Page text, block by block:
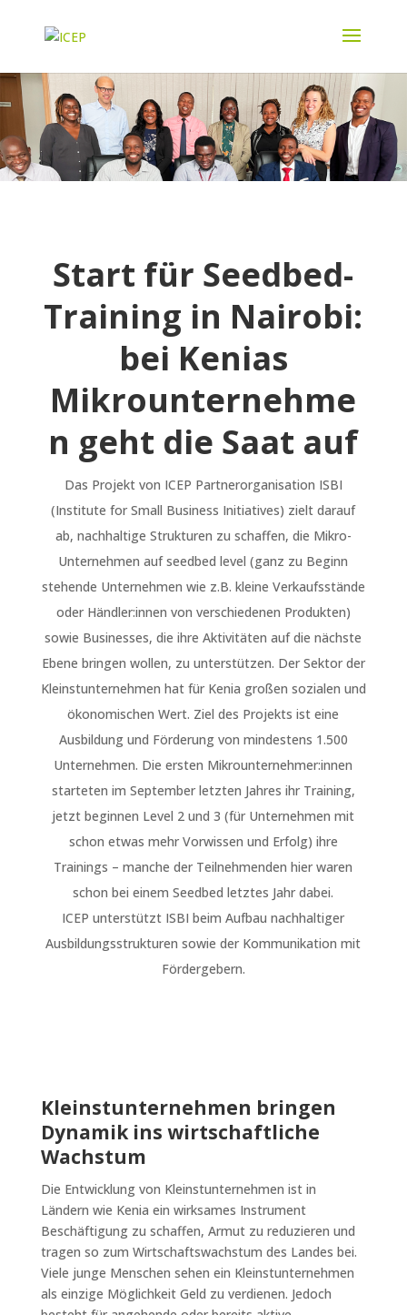
Start für Seedbed-
Training in Nairobi:
bei Kenias
Mikrounternehme
n geht die Saat auf
Das Projekt von ICEP Partnerorganisation ISBI
(Institute for Small Business Initiatives) zielt darauf
ab, nachhaltige Strukturen zu schaffen, die Mikro-
Unternehmen auf seedbed level (ganz zu Beginn
stehende Unternehmen wie z.B. kleine Verkaufsstände
oder Händler:innen von verschiedenen Produkten)
sowie Businesses, die ihre Aktivitäten auf die nächste
Ebene bringen wollen, zu unterstützen. Der Sektor der
Kleinstunternehmen hat für Kenia großen sozialen und
ökonomischen Wert. Ziel des Projekts ist eine
Ausbildung und Förderung von mindestens 1.500
Unternehmen. Die ersten Mikrounternehmer:innen
starteten im September letzten Jahres ihr Training,
jetzt beginnen Level 2 und 3 (für Unternehmen mit
schon etwas mehr Vorwissen und Erfolg) ihre
Trainings – manche der Teilnehmenden hier waren
schon bei einem Seedbed letztes Jahr dabei.
ICEP unterstützt ISBI beim Aufbau nachhaltiger
Ausbildungsstrukturen sowie der Kommunikation mit
Fördergebern.
Kleinstunternehmen bringen
Dynamik ins wirtschaftliche
Wachstum
Die Entwicklung von Kleinstunternehmen ist in
Ländern wie Kenia ein wirksames Instrument
Beschäftigung zu schaffen, Armut zu reduzieren und
tragen so zum Wirtschaftswachstum des Landes bei.
Viele junge Menschen sehen ein Kleinstunternehmen
als einzige Möglichkeit Geld zu verdienen. Jedoch